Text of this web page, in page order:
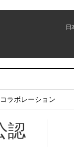
ラボレーション
認